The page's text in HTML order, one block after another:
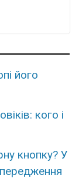
його
кого і
кнопку? У